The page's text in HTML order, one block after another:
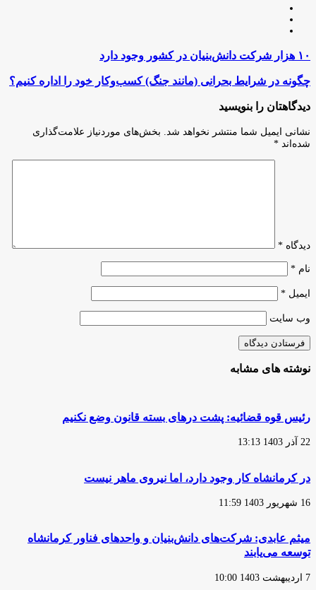
۱۰
شرکت
دانش‌بنیان
کشور
وجود
دارد
۱۰ هزار شرکت دانش‌بنیان در کشور وجود دارد
چگونه
شرایط
(مانند
جنگ)
چگونه در شرایط بحرانی (مانند جنگ) کسب‌و‌کار خود را اداره کنیم؟
دیدگاهتان را بنویسید
نشانی ایمیل شما منتشر نخواهد شد.
بخش‌های موردنیاز علامت‌گذاری
شده‌اند *
دیدگاه *
نام *
ایمیل *
وب‌ سایت
نوشته های مشابه
رئیس قوه قضائیه: پشت درهای بسته قانون وضع نکنیم
22 آذر 1403 13:13
در کرمانشاه کار وجود دارد، اما نیروی ماهر نیست
16 شهریور 1403 11:59
میثم عابدی: شرکت‌های دانش‌بنیان و واحدهای فناور کرمانشاه
توسعه می‌یابند
7 اردیبهشت 1403 10:00